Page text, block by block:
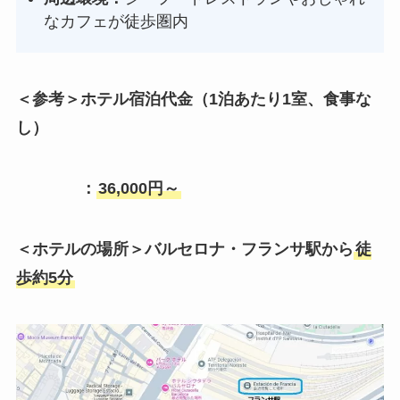
なカフェが徒歩圏内
＜参考＞ホテル宿泊代金（1泊あたり1室、 食事な
し ）
： 36,000円～
＜ホテルの場所＞バルセロナ・フランサ駅から徒
歩約5分